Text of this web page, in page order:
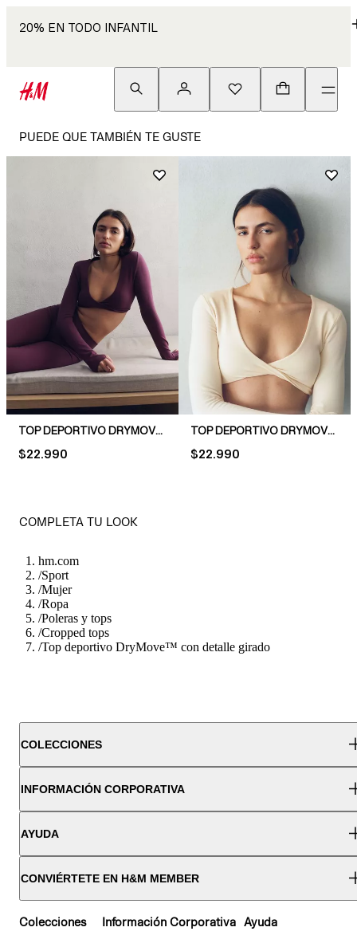
20% EN TODO INFANTIL
PUEDE QUE TAMBIÉN TE GUSTE
TOP DEPORTIVO DRYMOVE™ CON DETALLE GIRADO
PRICE:
$22.990
TOP DEPORTIVO DRYMOVE™ CON DETALLE GIRADO
PRICE:
$22.990
COMPLETA TU LOOK
hm.com
/Sport
/Mujer
/Ropa
/Poleras y tops
/Cropped tops
/Top deportivo DryMove™ con detalle girado
COLECCIONES
INFORMACIÓN CORPORATIVA
AYUDA
CONVIÉRTETE EN H&M MEMBER
Colecciones Información Corporativa Ayuda